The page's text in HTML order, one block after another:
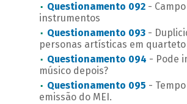
Questionamento 092 - Campo
instrumentos
Questionamento 093 -
personas artísticas em quarteto
Questionamento 094 - Pode
músico depois?
Questionamento 095 -
emissão do MEI.